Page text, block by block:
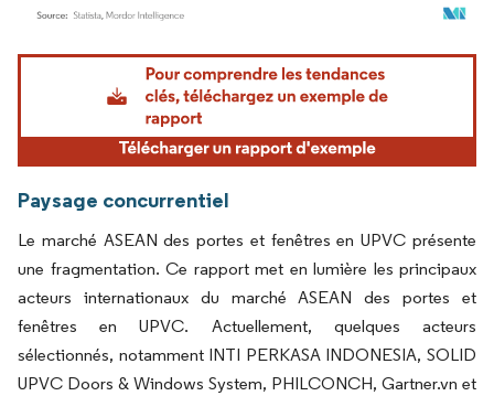
Image © Mordor Intelligence. La réutilisation nécessite une attribution sous CC BY
Paysage concurrentiel
Le marché ASEAN des portes et fenêtres en UPVC présente
une fragmentation. Ce rapport met en lumière les principaux
acteurs internationaux du marché ASEAN des portes et
fenêtres en UPVC. Actuellement, quelques acteurs
sélectionnés, notamment INTI PERKASA INDONESIA, SOLID
UPVC Doors & Windows System, PHILCONCH, Gartner.vn et